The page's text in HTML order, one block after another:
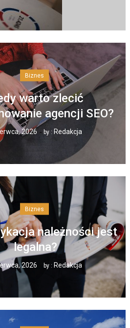
Biznes
warto zlecić
agencji SEO?
2026 by : Redakcja
Biznes
należności jest
legalna?
2026 by : Redakcja